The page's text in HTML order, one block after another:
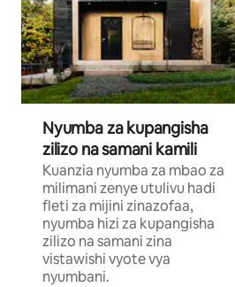
Nyumba za kupangisha
zilizo na samani kamili
Kuanzia nyumba za mbao za
milimani zenye utulivu hadi
fleti za mijini zinazofaa,
nyumba hizi za kupangisha
zilizo na samani zina
vistawishi vyote vya
nyumbani.